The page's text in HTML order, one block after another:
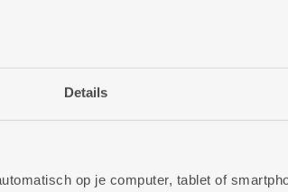
Details
op je computer, tablet of